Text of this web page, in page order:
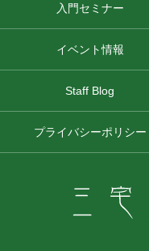
入門セミナー
イベント情報
Staff Blog
プライバシーポリシー